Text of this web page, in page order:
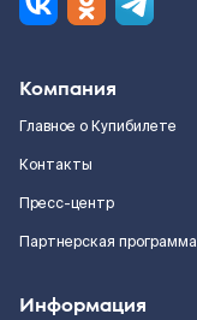
Компания
Главное о Купибилете
Контакты
Пресс-центр
Партнерская программа
Информация